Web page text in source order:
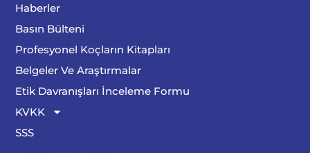
Haberler
Basın Bülteni
Profesyonel Koçların Kitapları
Belgeler Ve Araştırmalar
Etik Davranışları İnceleme Formu
KVKK
SSS